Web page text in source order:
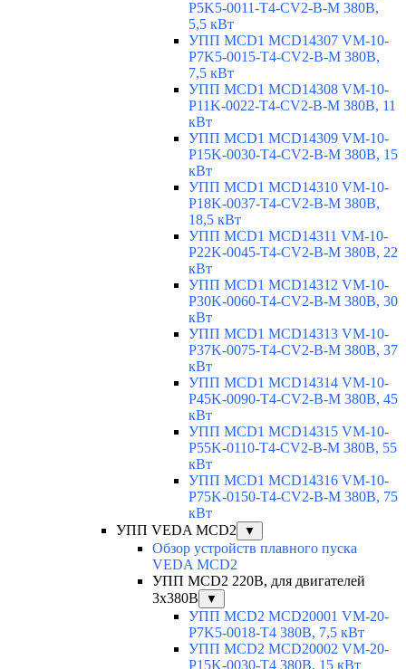
P5K5-0011-T4-CV2-B-M 380В,
5,5 кВт
УПП MCD1 MCD14307 VM-10-
P7K5-0015-T4-CV2-B-M 380В,
7,5 кВт
УПП MCD1 MCD14308 VM-10-
P11K-0022-T4-CV2-B-M 380В, 11
кВт
УПП MCD1 MCD14309 VM-10-
P15K-0030-T4-CV2-B-M 380В, 15
кВт
УПП MCD1 MCD14310 VM-10-
P18K-0037-T4-CV2-B-M 380В,
18,5 кВт
УПП MCD1 MCD14311 VM-10-
P22K-0045-T4-CV2-B-M 380В, 22
кВт
УПП MCD1 MCD14312 VM-10-
P30K-0060-T4-CV2-B-M 380В, 30
кВт
УПП MCD1 MCD14313 VM-10-
P37K-0075-T4-CV2-B-M 380В, 37
кВт
УПП MCD1 MCD14314 VM-10-
P45K-0090-T4-CV2-B-M 380В, 45
кВт
УПП MCD1 MCD14315 VM-10-
P55K-0110-T4-CV2-B-M 380В, 55
кВт
УПП MCD1 MCD14316 VM-10-
P75K-0150-T4-CV2-B-M 380В, 75
кВт
УПП VEDA MCD2
▼
Обзор устройств плавного пуска
VEDA MCD2
УПП MCD2 220В, для двигателей
3х380В
▼
УПП MCD2 MCD20001 VM-20-
P7K5-0018-T4 380В, 7,5 кВт
УПП MCD2 MCD20002 VM-20-
P15K-0030-T4 380В, 15 кВт